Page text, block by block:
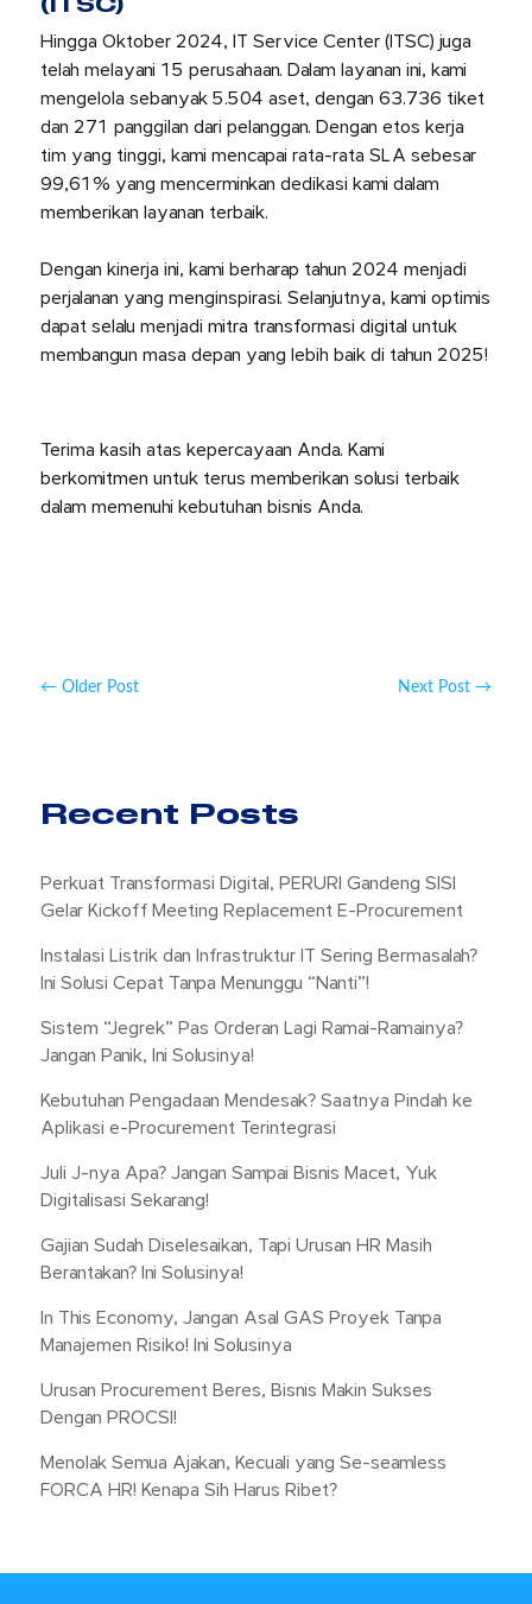
Hingga Oktober 2024, IT Service Center (ITSC) juga
telah melayani 15 perusahaan. Dalam layanan ini, kami
mengelola sebanyak 5.504 aset, dengan 63.736 tiket
dan 271 panggilan dari pelanggan. Dengan etos kerja
tim yang tinggi, kami mencapai rata-rata SLA sebesar
99,61% yang mencerminkan dedikasi kami dalam
memberikan layanan terbaik.
Dengan kinerja ini, kami berharap tahun 2024 menjadi
perjalanan yang menginspirasi. Selanjutnya, kami optimis
dapat selalu menjadi mitra transformasi digital untuk
membangun masa depan yang lebih baik di tahun 2025!
Terima kasih atas kepercayaan Anda. Kami
berkomitmen untuk terus memberikan solusi terbaik
dalam memenuhi kebutuhan bisnis Anda.
←Older Post Next Post→
Recent Posts
Perkuat Transformasi Digital, PERURI Gandeng SISI
Gelar Kickoff Meeting Replacement E-Procurement
Instalasi Listrik dan Infrastruktur IT Sering Bermasalah?
Ini Solusi Cepat Tanpa Menunggu “Nanti”!
Sistem “Jegrek” Pas Orderan Lagi Ramai-Ramainya?
Jangan Panik, Ini Solusinya!
Kebutuhan Pengadaan Mendesak? Saatnya Pindah ke
Aplikasi e-Procurement Terintegrasi
Juli J-nya Apa? Jangan Sampai Bisnis Macet, Yuk
Digitalisasi Sekarang!
Gajian Sudah Diselesaikan, Tapi Urusan HR Masih
Berantakan? Ini Solusinya!
In This Economy, Jangan Asal GAS Proyek Tanpa
Manajemen Risiko! Ini Solusinya
Urusan Procurement Beres, Bisnis Makin Sukses
Dengan PROCSI!
Menolak Semua Ajakan, Kecuali yang Se-seamless
FORCA HR! Kenapa Sih Harus Ribet?